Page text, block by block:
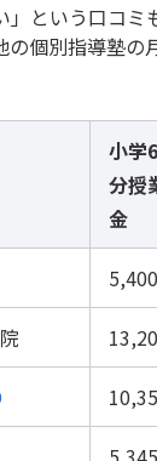
」という口コミ
の個別指導塾の
小学
分授
金